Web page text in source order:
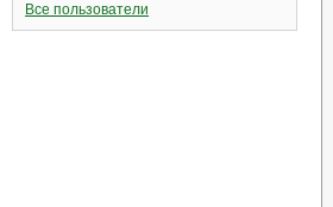
Все пользователи